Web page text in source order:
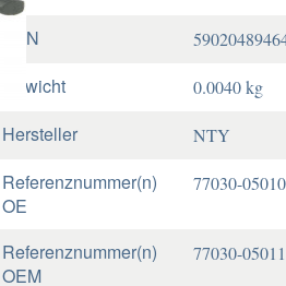
EAN
Gewicht 0.0040 kg
Hersteller NTY
Referenznummer(n)
OE
77030-
Referenznummer(n)
OEM
77030-